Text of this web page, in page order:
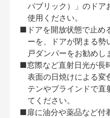
パブリック）」のドア
使用ください。
■ドアを開放状態で止め
ーを、ドアが閉まる勢
戸ダンパーをお勧めし
■窓際など直射日光が長
表面の日焼けによる変
テンやブラインドで直
てください。
■扉に油分や薬品など付